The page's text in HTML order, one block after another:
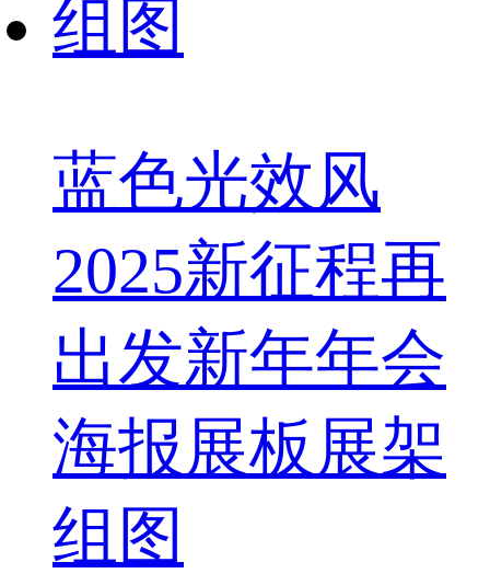
蓝色光效风
2025新征程再
出发新年年会
海报展板展架
组图